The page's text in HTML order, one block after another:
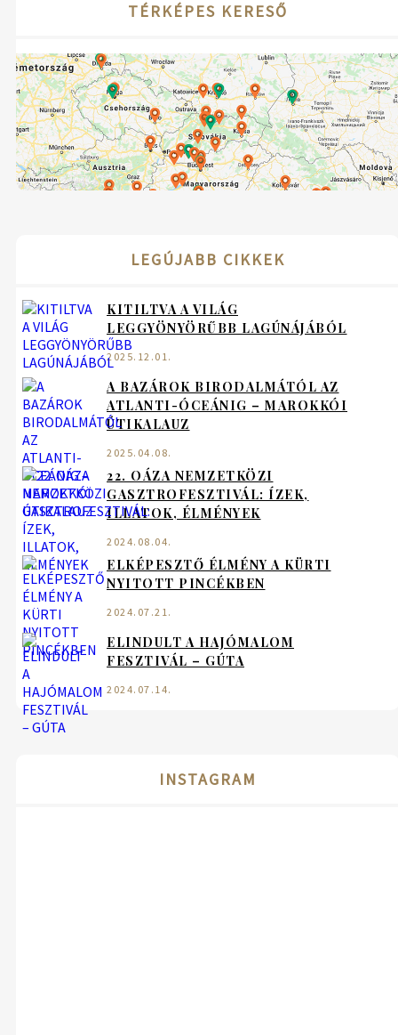
TÉRKÉPES KERESŐ
LEGÚJABB CIKKEK
KITILTVA A VILÁG
LEGGYÖNYÖRŰBB LAGÚNÁJÁBÓL
2025.12.01.
A BAZÁROK BIRODALMÁTÓL AZ
ATLANTI-ÓCEÁNIG – MAROKKÓI
ÚTIKALAUZ
2025.04.08.
22. OÁZA NEMZETKÖZI
GASZTROFESZTIVÁL: ÍZEK,
ILLATOK, ÉLMÉNYEK
2024.08.04.
ELKÉPESZTŐ ÉLMÉNY A KÜRTI
NYITOTT PINCÉKBEN
2024.07.21.
ELINDULT A HAJÓMALOM
FESZTIVÁL – GÚTA
2024.07.14.
INSTAGRAM